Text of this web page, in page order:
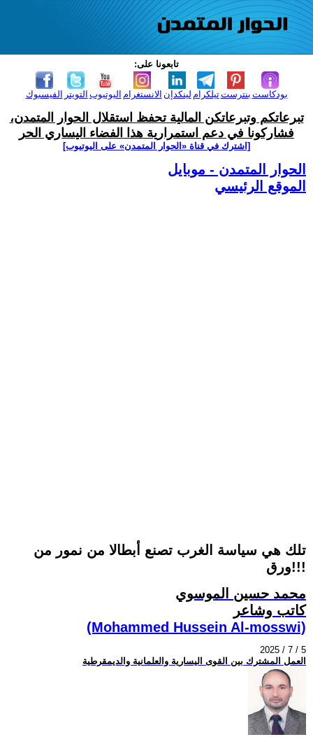
تابعونا على:
الفيسبوك التويتر اليوتيوب الانستغرام لينكدإن تيلكرامبنترست بودكاست
تبرعاتكم وتبرعاتكن المالية تحفظ استقلال الحوار المتمدن،
فشاركونا في دعم استمرارية هذا الفضاء اليساري الحر
[اشترك في قناة ‫«الحوار المتمدن» على اليوتيوب]
الحوار المتمدن - موبايل
الموقع الرئيسي
تلك هي سياسة الغرب تصنع أبطالا من نمور من
ورق!!!
محمد حسين الموسوي
كاتب وشاعر
(Mohammed Hussein Al-mosswi)
2025 / 7 / 5
العمل المشترك بين القوى اليسارية والعلمانية والديمقرطية